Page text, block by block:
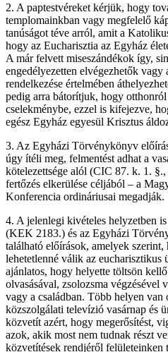
2. A paptestvéreket kérjük, hogy
templomainkban vagy megfelelő
tanúságot téve arról, amit a
hogy az Eucharisztia az Egyház
A már felvett miseszándékok így,
engedélyezetten elvégezhetők
rendelkezése értelmében
pedig arra bátorítjuk, hogy
cselekménybe, ezzel is kifejezve,
egész Egyház egyesül Krisztus
3. Az Egyházi Törvénykönyv
úgy ítéli meg, felmentést adhat a
kötelezettsége alól (CIC 87. k. 1.
fertőzés elkerülése céljából – a
Konferencia ordináriusai megadják.
4. A jelenlegi kivételes helyzetben
(KEK 2183.) és az Egyházi
található előírások, amelyek
lehetetlenné válik az eucharisztikus
ajánlatos, hogy helyette töltsön
olvasásával, zsolozsma végzésével
vagy a családban. Több helyen van
közszolgálati televízió vasárnap és
közvetít azért, hogy megerősítést,
azok, akik most nem tudnak részt
közvetítések rendjéről felületeinken